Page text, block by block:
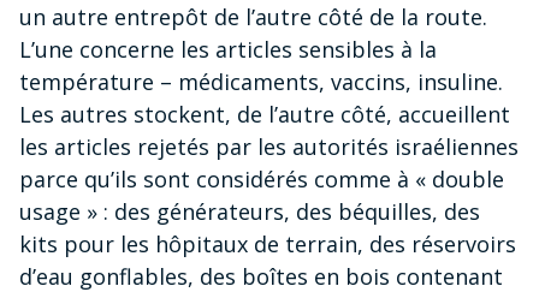
un autre entrepôt de l’autre côté de la route.
L’une concerne les articles sensibles à la
température – médicaments, vaccins, insuline.
Les autres stockent, de l’autre côté, accueillent
les articles rejetés par les autorités israéliennes
parce qu’ils sont considérés comme à « double
usage » : des générateurs, des béquilles, des
kits pour les hôpitaux de terrain, des réservoirs
d’eau gonflables, des boîtes en bois contenant